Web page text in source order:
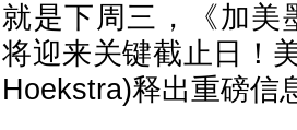
就是下周三，《加美
将迎来关键截止日！
Hoekstra)释出重磅信